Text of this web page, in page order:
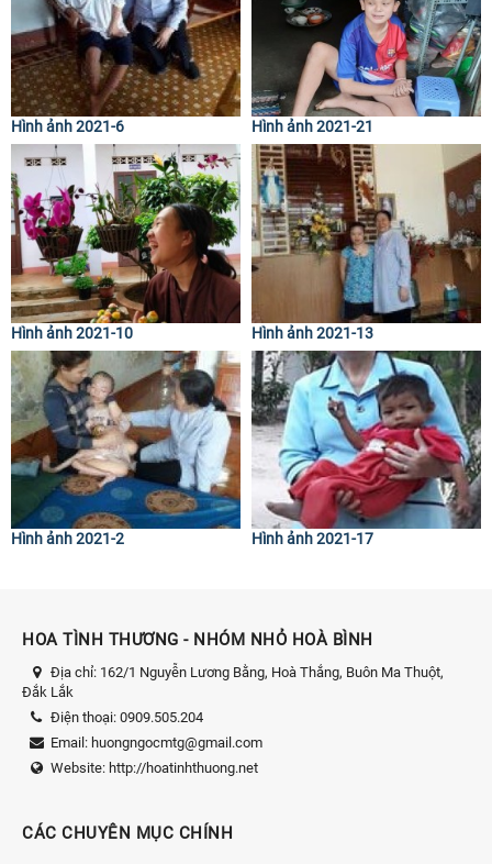
Hình ảnh 2021-6 Hình ảnh 2021-21
Hình ảnh 2021-10 Hình ảnh 2021-13
Hình ảnh 2021-2 Hình ảnh 2021-17
HOA TÌNH THƯƠNG - NHÓM NHỎ HOÀ BÌNH
Địa chỉ: 162/1 Nguyễn Lương Bằng, Hoà Thắng, Buôn Ma Thuột,
Đắk Lắk
Điện thoại: 0909.505.204
Email: huongngocmtg@gmail.com
Website: http://hoatinhthuong.net
CÁC CHUYÊN MỤC CHÍNH